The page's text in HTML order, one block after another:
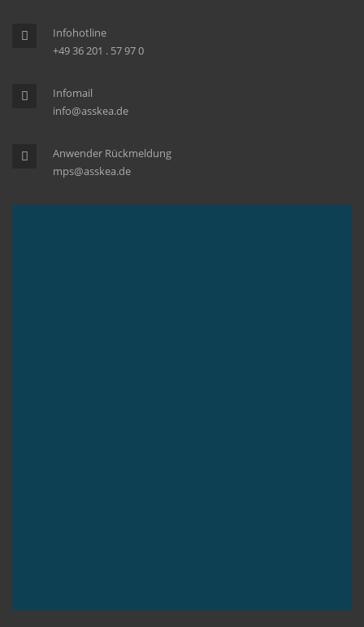
Infohotline
+49 36 201 . 57 97 0
Infomail
info@asskea.de
Anwender Rückmeldung
mps@asskea.de